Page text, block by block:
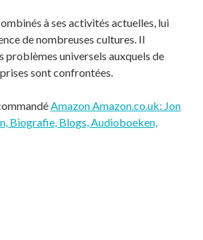
à ses activités actuelles, lui
de nombreuses cultures. Il
problèmes universels auxquels de
sont confrontées.
Amazon Amazon.co.uk: Jon
Biografie, Blogs, Audioboeken,